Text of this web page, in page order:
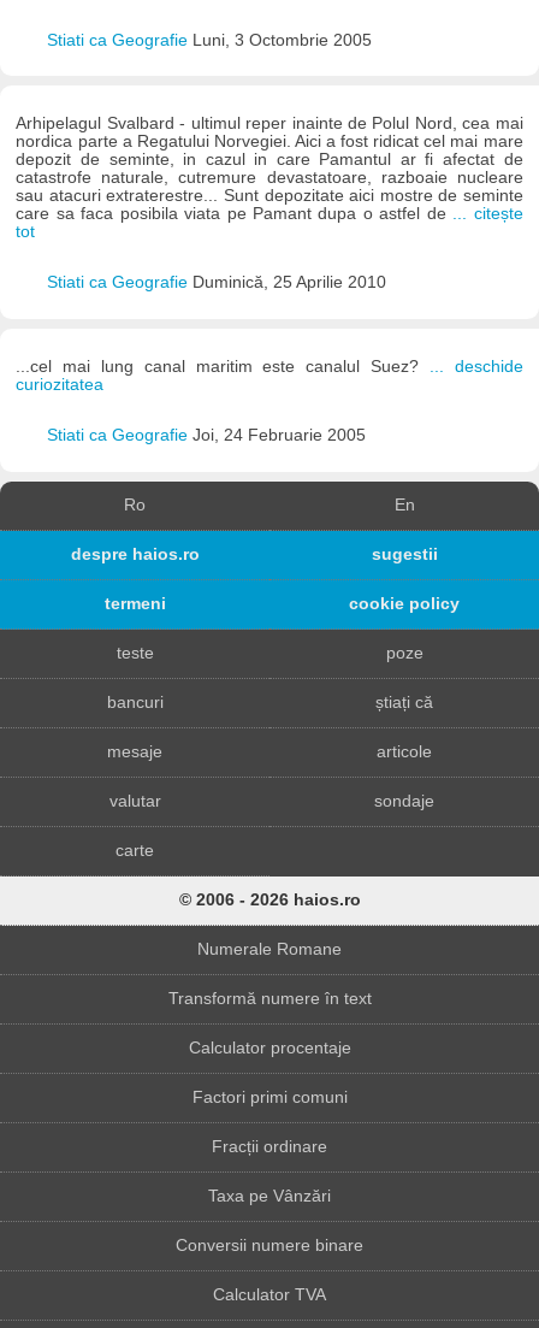
Stiati ca Geografie Luni, 3 Octombrie 2005
Arhipelagul Svalbard - ultimul reper inainte de Polul Nord, cea mai
nordica parte a Regatului Norvegiei. Aici a fost ridicat cel mai mare
depozit de seminte, in cazul in care Pamantul ar fi afectat de
catastrofe naturale, cutremure devastatoare, razboaie nucleare
sau atacuri extraterestre... Sunt depozitate aici mostre de seminte
care sa faca posibila viata pe Pamant dupa o astfel de ... citește
tot
Stiati ca Geografie Duminică, 25 Aprilie 2010
...cel mai lung canal maritim este canalul Suez?
... deschide
curiozitatea
Stiati ca Geografie Joi, 24 Februarie 2005
Ro En
despre haios.ro sugestii
termeni cookie policy
teste poze
bancuri știați că
mesaje articole
valutar sondaje
carte
© 2006 - 2026 haios.ro
Numerale Romane
Transformă numere în text
Calculator procentaje
Factori primi comuni
Fracții ordinare
Taxa pe Vânzări
Conversii numere binare
Calculator TVA